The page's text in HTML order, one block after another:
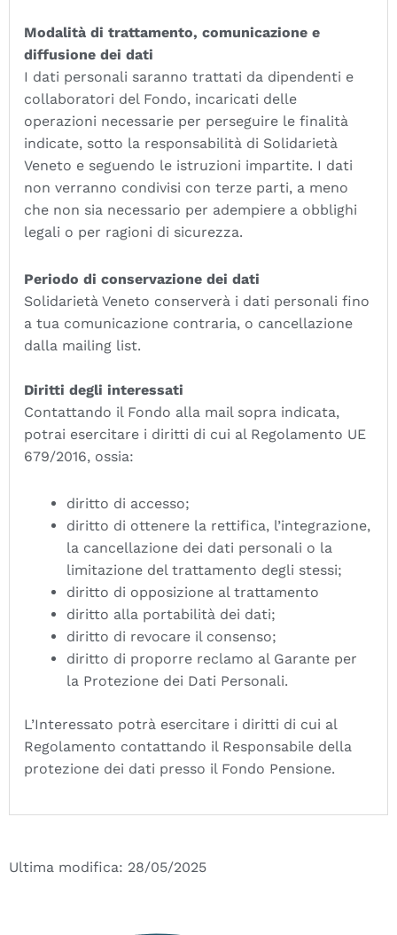
Modalità di trattamento, comunicazione e
diffusione dei dati
I dati personali saranno trattati da dipendenti e
collaboratori del Fondo, incaricati delle
operazioni necessarie per perseguire le finalità
indicate, sotto la responsabilità di Solidarietà
Veneto e seguendo le istruzioni impartite. I dati
non verranno condivisi con terze parti, a meno
che non sia necessario per adempiere a obblighi
legali o per ragioni di sicurezza.
Periodo di conservazione dei dati
Solidarietà Veneto conserverà i dati personali fino
a tua comunicazione contraria, o cancellazione
dalla mailing list.
Diritti degli interessati
Contattando il Fondo alla mail sopra indicata,
potrai esercitare i diritti di cui al Regolamento UE
679/2016, ossia:
diritto di accesso;
diritto di ottenere la rettifica, l’integrazione,
la cancellazione dei dati personali o la
limitazione del trattamento degli stessi;
diritto di opposizione al trattamento
diritto alla portabilità dei dati;
diritto di revocare il consenso;
diritto di proporre reclamo al Garante per
la Protezione dei Dati Personali.
L’Interessato potrà esercitare i diritti di cui al
Regolamento contattando il Responsabile della
protezione dei dati presso il Fondo Pensione.
Ultima modifica: 28/05/2025